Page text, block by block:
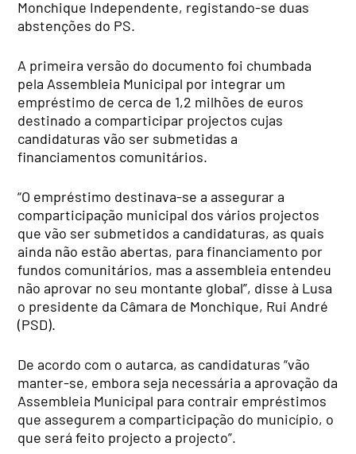
Monchique Independente, registando-se duas
abstenções do PS.
A primeira versão do documento foi chumbada
pela Assembleia Municipal por integrar um
empréstimo de cerca de 1,2 milhões de euros
destinado a comparticipar projectos cujas
candidaturas vão ser submetidas a
financiamentos comunitários.
“O empréstimo destinava-se a assegurar a
comparticipação municipal dos vários projectos
que vão ser submetidos a candidaturas, as quais
ainda não estão abertas, para financiamento por
fundos comunitários, mas a assembleia entendeu
não aprovar no seu montante global”, disse à Lusa
o presidente da Câmara de Monchique, Rui André
(PSD).
De acordo com o autarca, as candidaturas “vão
manter-se, embora seja necessária a aprovação da
Assembleia Municipal para contrair empréstimos
que assegurem a comparticipação do município, o
que será feito projecto a projecto”.